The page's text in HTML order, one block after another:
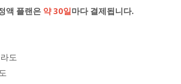
액 플랜은 약 30일마다 결제됩니다.
도